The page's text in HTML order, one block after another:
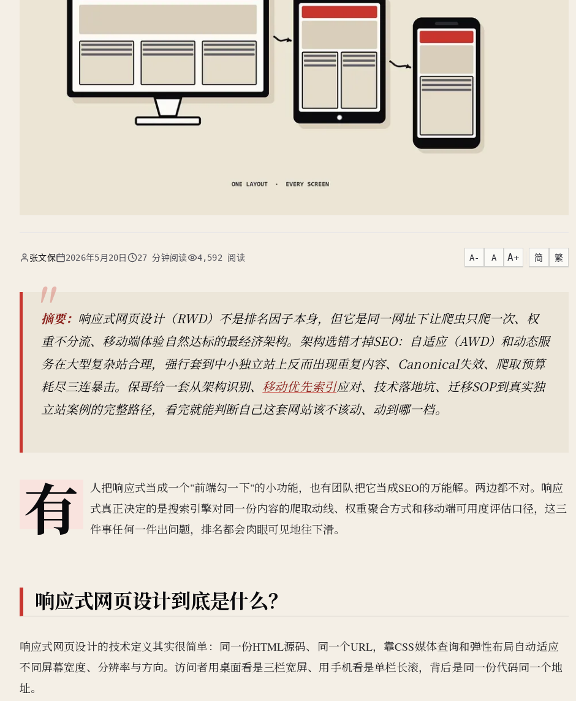
张文保 2026年5月20日 27 分钟阅读 4,592 阅读 A- A A+ 简 繁
摘要： 响应式网页设计（RWD）不是排名因子本身，但它是同一网址下让爬虫只爬一次、权
重不分流、移动端体验自然达标的最经济架构。架构选错才掉SEO：自适应（AWD）和动态服
务在大型复杂站合理，强行套到中小独立站上反而出现重复内容、Canonical失效、爬取预算
耗尽三连暴击。保哥给一套从架构识别、 移动优先索引应对、技术落地坑、迁移SOP到真实独
立站案例的完整路径，看完就能判断自己这套网站该不该动、动到哪一档。
有
人把响应式当成一个"前端勾一下"的小功能，也有团队把它当成SEO的万能解。两边都不对。响应
式真正决定的是搜索引擎对同一份内容的爬取动线、权重聚合方式和移动端可用度评估口径，这三
件事任何一件出问题，排名都会肉眼可见地往下滑。
响应式网页设计到底是什么？
响应式网页设计的技术定义其实很简单：同一份HTML源码、同一个URL，靠CSS媒体查询和弹性布局自动适应
不同屏幕宽度、分辨率与方向。访问者用桌面看是三栏宽屏、用手机看是单栏长滚，背后是同一份代码同一个地
址。